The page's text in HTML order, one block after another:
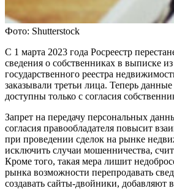
Фото: Shutterstock
С 1 марта 2023 года Росреестр
сведения о собственниках в выписке
государственного реестра
заказывали третьи лица. Теперь
доступны только с согласия
Запрет на передачу персональных
согласия правообладателя повысит
при проведении сделок на рынке
исключить случаи мошенничества,
Кроме того, такая мера лишит
рынка возможности перепродавать
создавать сайты-двойники, добавляют